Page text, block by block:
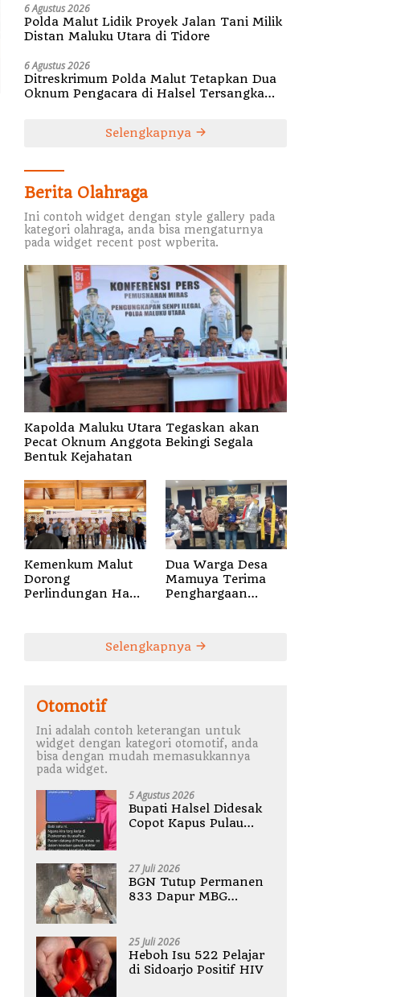
6 Agustus 2026
Polda Malut Lidik Proyek Jalan Tani Milik
Distan Maluku Utara di Tidore
6 Agustus 2026
Ditreskrimum Polda Malut Tetapkan Dua
Oknum Pengacara di Halsel Tersangka
Selengkapnya
Berita Olahraga
Ini contoh widget dengan style gallery pada
kategori olahraga, anda bisa mengaturnya
pada widget recent post wpberita.
Kapolda Maluku Utara Tegaskan akan
Pecat Oknum Anggota Bekingi Segala
Bentuk Kejahatan
Kemenkum Malut
Dorong
Perlindungan Hak
Pencatatan Gratis
Dua Warga Desa
Mamuya Terima
Penghargaan
Erupsi Gunung
Selengkapnya
Otomotif
Ini adalah contoh keterangan untuk
widget dengan kategori otomotif, anda
bisa dengan mudah memasukkannya
pada widget.
5 Agustus 2026
Bupati Halsel Didesak
Copot Kapus Pulau
27 Juli 2026
BGN Tutup Permanen
833 Dapur MBG
Pelanggaran SOP
25 Juli 2026
Heboh Isu 522 Pelajar
di Sidoarjo Positif HIV